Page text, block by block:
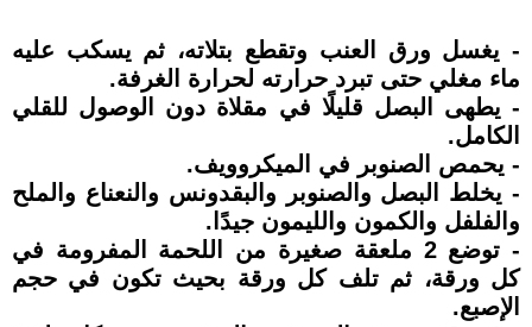
- يغسل ورق العنب وتقطع بتلاته، ثم يسكب عليه
ماء مغلي حتى تبرد حرارته لحرارة الغرفة.
- يطهى البصل قليلًا في مقلاة دون الوصول للقلي
الكامل.
- يحمص الصنوبر في الميكروويف.
- يخلط البصل والصنوبر والبقدونس والنعناع والملح
والفلفل والكمون والليمون جيدًا.
- توضع 2 ملعقة صغيرة من اللحمة المفرومة في
كل ورقة، ثم تلف كل ورقة بحيث تكون في حجم
الإصبع.